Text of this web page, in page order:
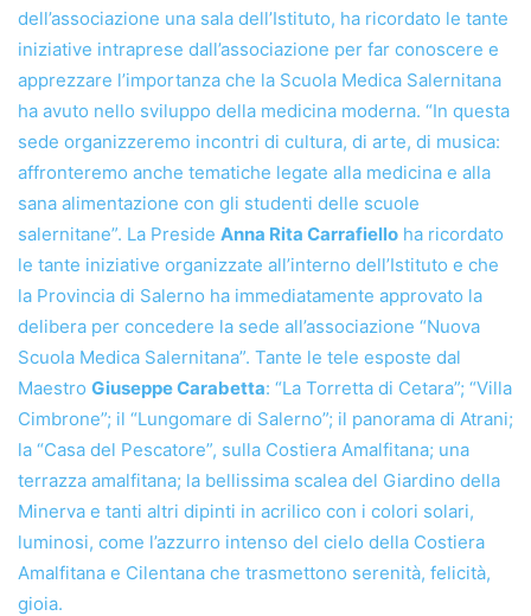
dell’associazione una sala dell’Istituto, ha ricordato le tante
iniziative intraprese dall’associazione per far conoscere e
apprezzare l’importanza che la Scuola Medica Salernitana
ha avuto nello sviluppo della medicina moderna. “In questa
sede organizzeremo incontri di cultura, di arte, di musica:
affronteremo anche tematiche legate alla medicina e alla
sana alimentazione con gli studenti delle scuole
salernitane”. La Preside Anna Rita Carrafiello ha ricordato
le tante iniziative organizzate all’interno dell’Istituto e che
la Provincia di Salerno ha immediatamente approvato la
delibera per concedere la sede all’associazione “Nuova
Scuola Medica Salernitana”. Tante le tele esposte dal
Maestro Giuseppe Carabetta: “La Torretta di Cetara”; “Villa
Cimbrone”; il “Lungomare di Salerno”; il panorama di Atrani;
la “Casa del Pescatore”, sulla Costiera Amalfitana; una
terrazza amalfitana; la bellissima scalea del Giardino della
Minerva e tanti altri dipinti in acrilico con i colori solari,
luminosi, come l’azzurro intenso del cielo della Costiera
Amalfitana e Cilentana che trasmettono serenità, felicità,
gioia.